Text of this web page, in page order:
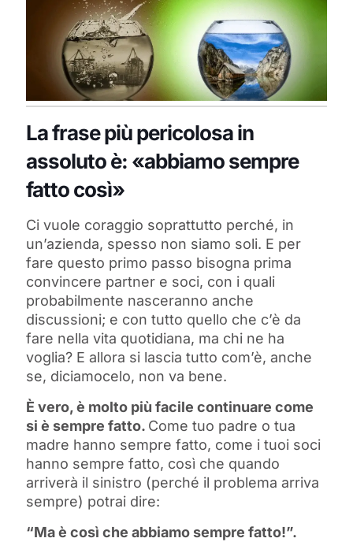
La frase più pericolosa in
assoluto è: «abbiamo sempre
fatto così»
Ci vuole coraggio soprattutto perché, in
un’azienda, spesso non siamo soli. E per
fare questo primo passo bisogna prima
convincere partner e soci, con i quali
probabilmente nasceranno anche
discussioni; e con tutto quello che c’è da
fare nella vita quotidiana, ma chi ne ha
voglia? E allora si lascia tutto com’è, anche
se, diciamocelo, non va bene.
È vero, è molto più facile continuare come
si è sempre fatto. Come tuo padre o tua
madre hanno sempre fatto, come i tuoi soci
hanno sempre fatto, così che quando
arriverà il sinistro (perché il problema arriva
sempre) potrai dire:
“Ma è così che abbiamo sempre fatto!”.